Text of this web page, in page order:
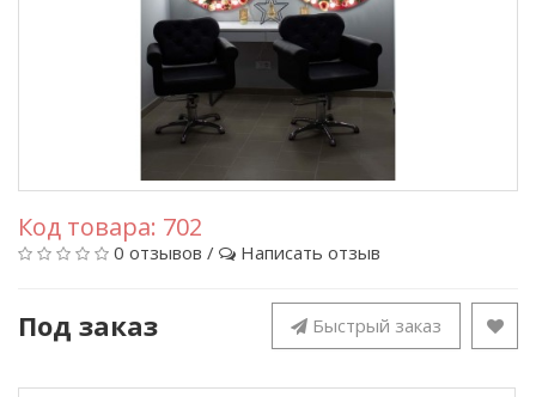
Код товара: 702
0 отзывов / Написать отзыв
Под заказ Быстрый заказ